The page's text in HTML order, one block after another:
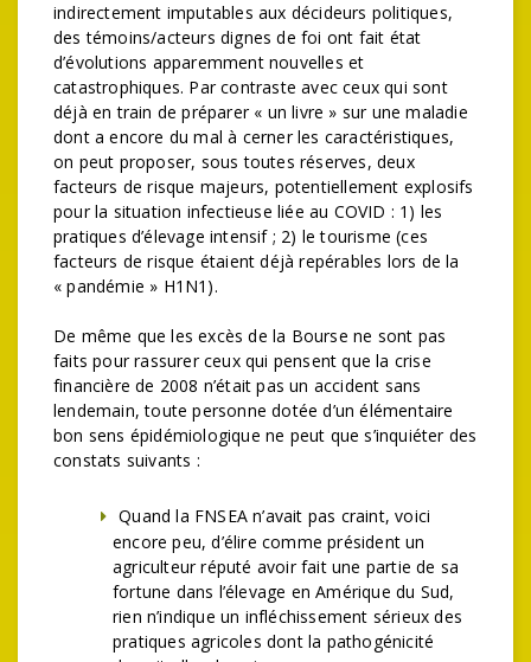
indirectement imputables aux décideurs politiques,
des témoins/acteurs dignes de foi ont fait état
d’évolutions apparemment nouvelles et
catastrophiques. Par contraste avec ceux qui sont
déjà en train de préparer « un livre » sur une maladie
dont a encore du mal à cerner les caractéristiques,
on peut proposer, sous toutes réserves, deux
facteurs de risque majeurs, potentiellement explosifs
pour la situation infectieuse liée au COVID : 1) les
pratiques d’élevage intensif ; 2) le tourisme (ces
facteurs de risque étaient déjà repérables lors de la
« pandémie » H1N1).
De même que les excès de la Bourse ne sont pas
faits pour rassurer ceux qui pensent que la crise
financière de 2008 n’était pas un accident sans
lendemain, toute personne dotée d’un élémentaire
bon sens épidémiologique ne peut que s’inquiéter des
constats suivants :
Quand la FNSEA n’avait pas craint, voici
encore peu, d’élire comme président un
agriculteur réputé avoir fait une partie de sa
fortune dans l’élevage en Amérique du Sud,
rien n’indique un infléchissement sérieux des
pratiques agricoles dont la pathogénicité